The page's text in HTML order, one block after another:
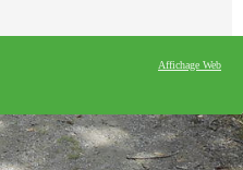
Affichage Web